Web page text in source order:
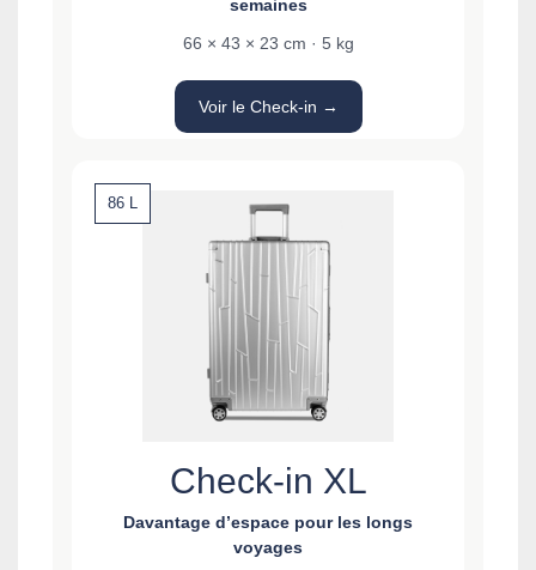
semaines
66 × 43 × 23 cm · 5 kg
Voir le Check-in →
86 L
Check-in XL
Davantage d’espace pour les longs
voyages